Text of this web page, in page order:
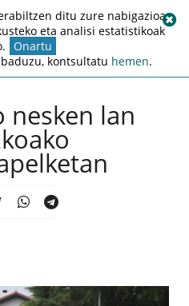
nesken lan
ditu zure nabigazioa
eta analisi estatistikoak
Onartu
kontsultatu hemen.